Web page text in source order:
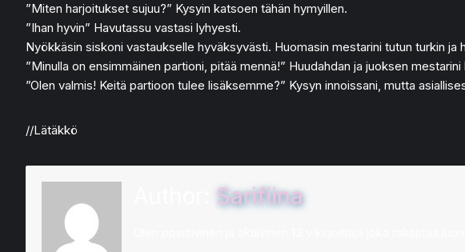
”Miten harjoitukset sujuu?” Kysyin katsoen tähän hymyillen.
”Ihan hyvin” Havutassu vastasi lyhyesti.
Nyökkäsin siskoni vastaukselle hyväksyvästi. Huomasin mestarini tutun turkin ja
”Minulla on ensimmäinen partioni, pitää mennä!” Huudahdan ja juoksen mestarini
”Olen valmis! Keitä partioon tulee lisäksemme?” Kysyn innoissani, mutta
//Lätäkkö
Sarifiina